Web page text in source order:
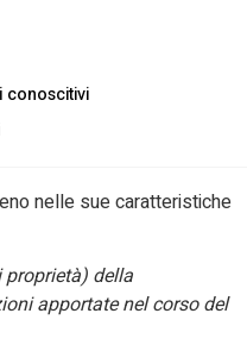
conoscitivi
nelle sue caratteristiche
della
apportate nel corso del